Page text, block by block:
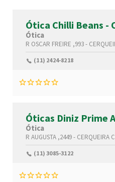
Ótica Chilli Beans -
Ótica
R OSCAR FREIRE ,993 -
(11) 2424-8218
Óticas Diniz Prime
Ótica
R AUGUSTA ,2449 - CERQUEIRA
(11) 3085-3122